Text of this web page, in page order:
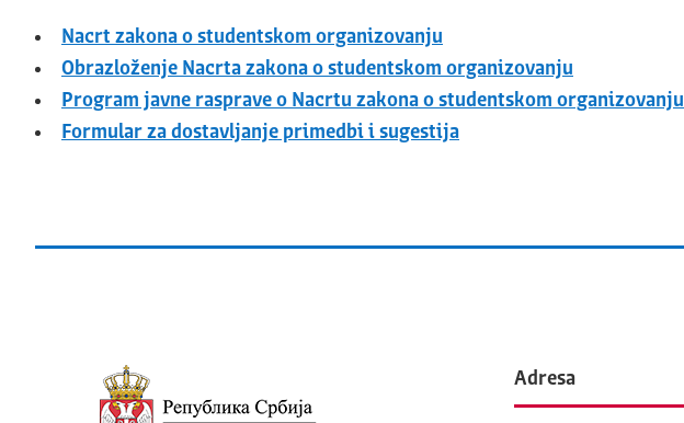
Nacrt zakona o studentskom organizovanju
Obrazloženje Nacrta zakona o studentskom organizovanju
Program javne rasprave o Nacrtu zakona o studentskom organizovanju
Formular za dostavljanje primedbi i sugestija
Adresa